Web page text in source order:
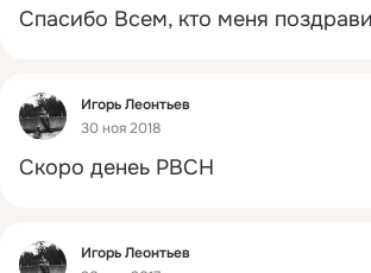
Спасибо Всем, кто меня
Фид
Игорь Леонтьев
30 ноя 2018
Скоро денеь РВСН
Фид
Игорь Леонтьев